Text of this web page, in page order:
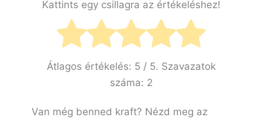
Kattints egy csillagra az értékeléshez!
Átlagos értékelés: 5 / 5. Szavazatok
száma: 2
Van még benned kraft? Nézd meg az